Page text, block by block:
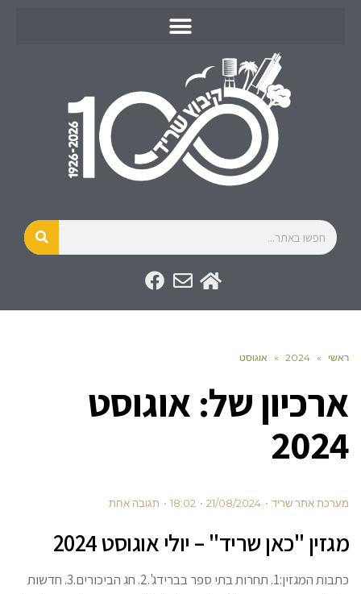
ראשי »
2024
» אוגוסט
ארכיון של: אוגוסט
2024
מערכת אתר שריד 21/08/2024
18:02 תגובה אחת
מגזין "כאן שריד" – יולי אוגוסט 2024
כתבות המגזין:1. תחרות בתי ספר בברידג'.2. חג הביכורים.3. חדשות